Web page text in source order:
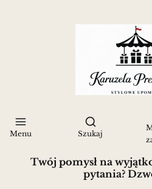
Menu
Otwórz
Szukaj
Twój pomysł na
pytania?